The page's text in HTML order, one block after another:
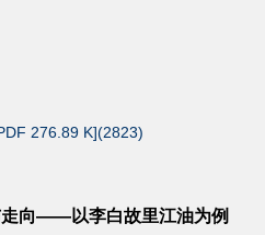
276.89 K](2823)
向——以李白故里江油为例